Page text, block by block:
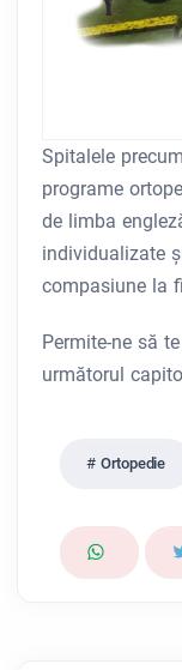
Spitalele precum
programe
de limba
individualizate
compasiune la
Permite-ne să
următorul
Ortopedie